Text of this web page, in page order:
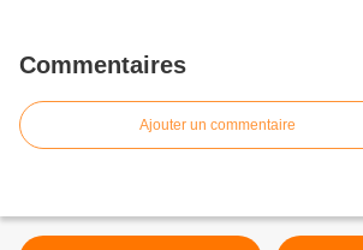
Commentaires
Ajouter un commentaire